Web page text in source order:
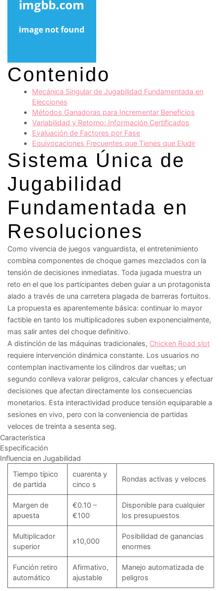
Contenido
Mecánica Singular de Jugabilidad Fundamentada en
Elecciones
Métodos Ganadoras para Incrementar Beneficios
Variabilidad y Retorno: Información Certificados
Evaluación de Factores por Fase
Equivocaciones Frecuentes que Tienes que Eludir
Sistema Única de
Jugabilidad
Fundamentada en
Resoluciones
Como vivencia de juegos vanguardista, el entretenimiento
combina componentes de choque games mezclados con la
tensión de decisiones inmediatas. Toda jugada muestra un
reto en el que los participantes deben guiar a un protagonista
alado a través de una carretera plagada de barreras fortuitos.
La propuesta es aparentemente básica: continuar lo mayor
factible en tanto los multiplicadores suben exponencialmente,
mas salir antes del choque definitivo.
A distinción de las máquinas tradicionales, Chicken Road slot
requiere intervención dinámica constante. Los usuarios no
contemplan inactivamente los cilindros dar vueltas; un
segundo conlleva valorar peligros, calcular chances y efectuar
decisiones que afectan directamente los consecuencias
monetarios. Esta interactividad produce tensión equiparable a
sesiones en vivo, pero con la conveniencia de partidas
veloces de treinta a sesenta seg.
Característica
Especificación
Influencia en Jugabilidad
Tiempo típico
de partida
cuarenta y
cinco s
Rondas activas y veloces
Margen de
apuesta
€0.10 –
€100
Disponible para cualquier
los presupuestos
Multiplicador
superior
x10,000
Posibilidad de ganancias
enormes
Función retiro
automático
Afirmativo,
ajustable
Manejo automatizada de
peligros